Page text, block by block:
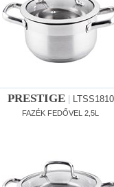
PRESTIGE| LTSS1810
FAZÉK FEDŐVEL 2,5L